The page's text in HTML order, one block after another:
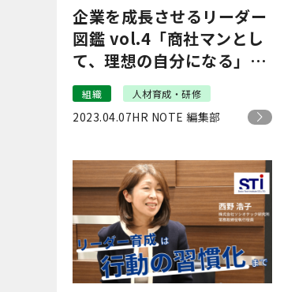
企業を成長させるリーダー
図鑑 vol.4「商社マンとし
て、理想の自分になる」｜
チームボックス小暮
組織 人材育成・研修
2023.04.07HR NOTE 編集部